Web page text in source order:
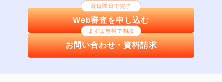
最短即日で完了
Web審査を申し込む
まずは無料で相談
お問い合わせ・資料請求